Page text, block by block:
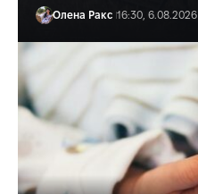
Олена Ракс 16:30, 6.08.2026